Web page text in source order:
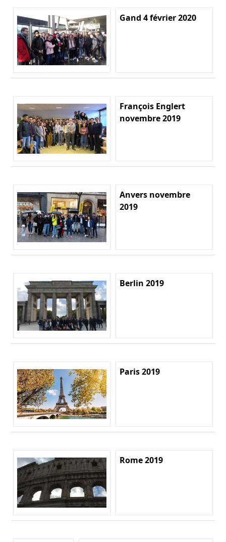
Gand 4 février 2020
François Englert
novembre 2019
Anvers novembre
2019
Berlin 2019
Paris 2019
Rome 2019